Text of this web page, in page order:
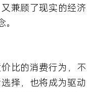
兼顾了现实的经济
比的消费行为，不
择，也将成为驱动